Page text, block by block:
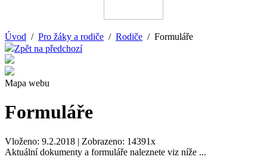
Úvod / Pro žáky a rodiče / Rodiče / Formuláře
Zpět na předchozí
Mapa webu
Formuláře
Vloženo: 9.2.2018 | Zobrazeno: 14391x
Aktuální dokumenty a formuláře naleznete viz níže ...